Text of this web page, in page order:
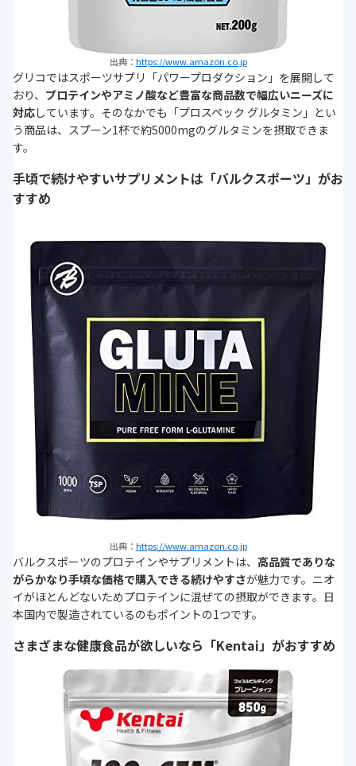
出典： https://www.amazon.co.jp
グリコではスポーツサプリ「パワープロダクション」を展開して
おり、 プロテインやアミノ酸など豊富な商品数で幅広いニーズに
対応しています。そのなかでも「プロスペック グルタミン」とい
う商品は、スプーン1杯で約5000mgのグルタミンを摂取できま
す。
手頃で続けやすいサプリメントは「バルクスポーツ」がお
すすめ
出典： https://www.amazon.co.jp
バルクスポーツのプロテインやサプリメントは、 高品質でありな
がらかなり手頃な価格で購入できる続けやすさが魅力です。ニオ
イがほとんどないためプロテインに混ぜての摂取ができます。日
本国内で製造されているのもポイントの1つです。
さまざまな健康食品が欲しいなら「Kentai」がおすすめ